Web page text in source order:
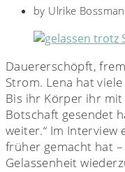
by Ulrike
Dauererschöpft,
Strom. Lena hat
Bis ihr Körper ihr
Botschaft gesendet
weiter.“ Im Interview
früher gemacht hat
Gelassenheit